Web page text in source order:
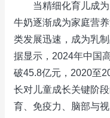
当精细化育儿成为
牛奶逐渐成为家庭营
类发展迅速，成为乳
据显示，2024年中国
破45.8亿元，2020至
长对儿童成长关键阶
育、免疫力、脑部与